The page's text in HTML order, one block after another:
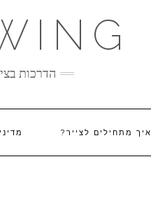
הדרכות
איך מתחילים לצייר?